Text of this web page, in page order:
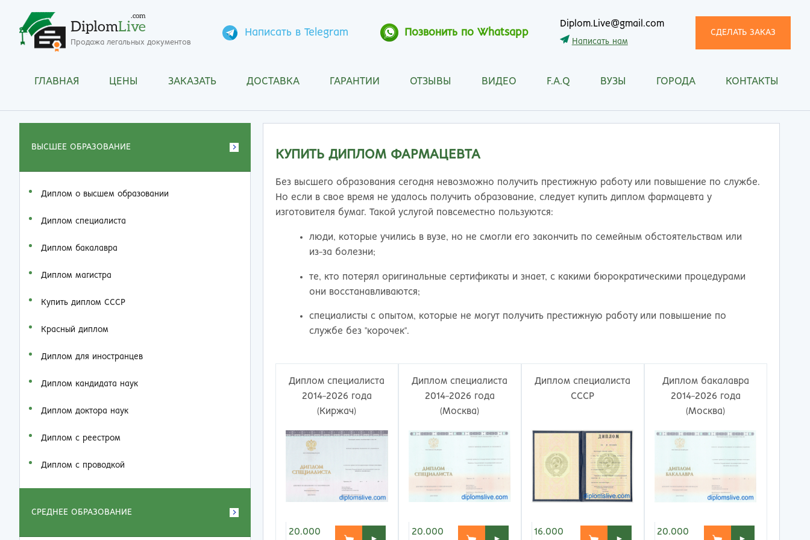
DiplomLive
.com
Продажа легальных документов
Написать в Telegram Позвонить по Whatsapp
Diplom.Live@gmail.com
Написать нам
СДЕЛАТЬ ЗАКАЗ
ГЛАВНАЯ ЦЕНЫ ЗАКАЗАТЬ ДОСТАВКА ГАРАНТИИ ОТЗЫВЫ ВИДЕО F.A.Q ВУЗЫ ГОРОДА
Архангельск
Барнаул
Белгород
Бийск
Братск
Владивосток
Владимир
Волгоград
Воронеж
Екатеринбург
Ижевск
Йошкар-Ола
Калининград
Кемерово
Липецк
Магнитогорск
Махачкала
Мурманск
Набережные Челны
Нижневартовск
Новороссийск
Новосибирск
Оренбург
Пенза
Петрозаводск
Пятигорск
Смоленск
Сочи
Сургут
Тольятти
Улан-Удэ
Ульяновск
Химки
Чебоксары
Челябинск
Чита
Ярославль
КОНТАКТЫ
ВЫСШЕЕ ОБРАЗОВАНИЕ
Диплом о высшем образовании
Диплом специалиста
Диплом бакалавра
Диплом магистра
Купить диплом СССР
Красный диплом
Диплом для иностранцев
Диплом кандидата наук
Диплом доктора наук
Диплом с реестром
Диплом с проводкой
СРЕДНЕЕ ОБРАЗОВАНИЕ
КУПИТЬ ДИПЛОМ ФАРМАЦЕВТА
Без высшего образования сегодня невозможно получить престижную работу или повышение по службе.
Но если в свое время не удалось получить образование, следует купить диплом фармацевта у
изготовителя бумаг. Такой услугой повсеместно пользуются:
люди, которые учились в вузе, но не смогли его закончить по семейным обстоятельствам или
из-за болезни;
те, кто потерял оригинальные сертификаты и знает, с какими бюрократическими процедурами
они восстанавливаются;
специалисты с опытом, которые не могут получить престижную работу или повышение по
службе без "корочек".
Диплом специалиста
2014-2026 года
(Киржач)
20.000
Диплом специалиста
2014-2026 года
(Москва)
20.000
Диплом специалиста
СССР
16.000
Диплом бакалавра
2014-2026 года
(Москва)
20.000